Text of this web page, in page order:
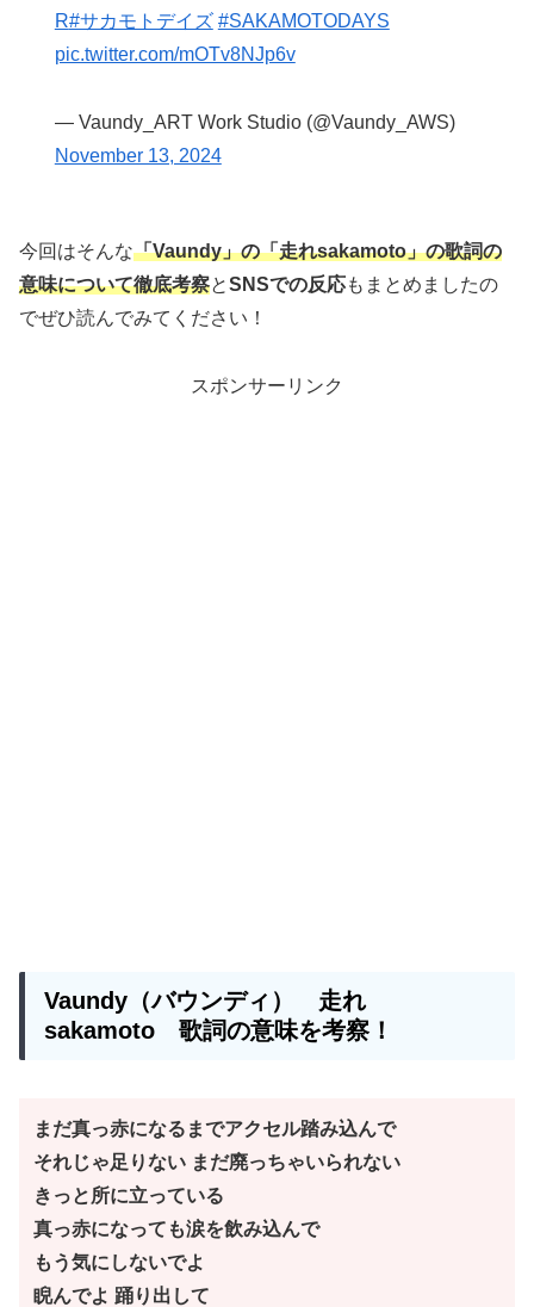
R#サカモトデイズ #SAKAMOTODAYS
pic.twitter.com/mOTv8NJp6v
— Vaundy_ART Work Studio (@Vaundy_AWS)
November 13, 2024
今回はそんな「Vaundy」の「走れsakamoto」の歌詞の
意味について徹底考察とSNSでの反応もまとめましたの
でぜひ読んでみてください！
スポンサーリンク
Vaundy（バウンディ） 走れ
sakamoto 歌詞の意味を考察！
まだ真っ赤になるまでアクセル踏み込んで
それじゃ足りない まだ廃っちゃいられない
きっと所に立っている
真っ赤になっても涙を飲み込んで
もう気にしないでよ
睨んでよ 踊り出して